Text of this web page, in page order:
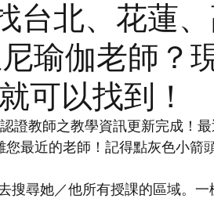
台北、花蓮
瑜伽老師？
可以找到！
證教師之教學資訊更新完成！
您最近的老師！記得點灰色小箭
搜尋她／他所有授課的區域。一